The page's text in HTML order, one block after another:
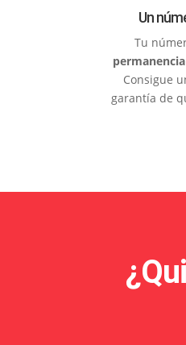
Un
Tu
permanencia
Consigue
garantía de